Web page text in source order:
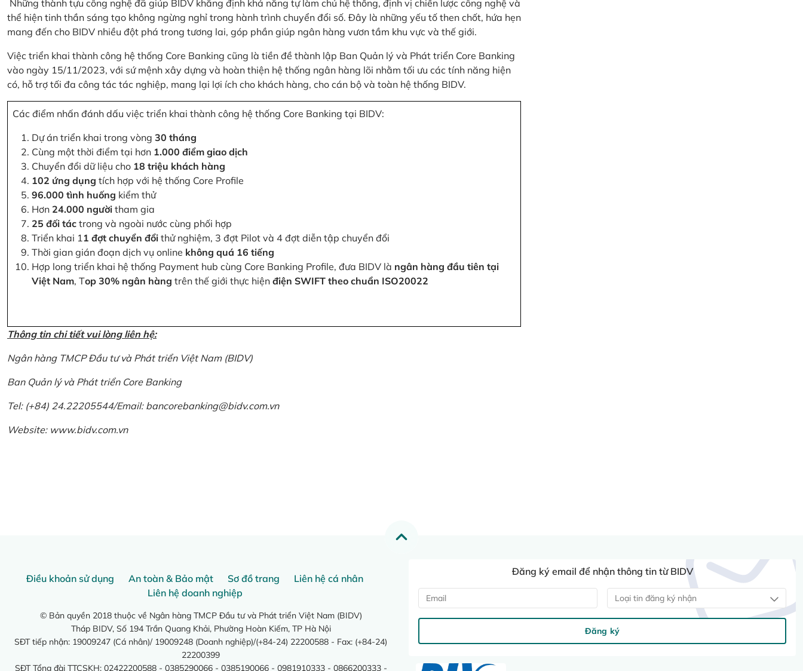
Những thành tựu công nghệ đã giúp BIDV khẳng định khả năng tự làm chủ hệ thống, định vị chiến lược công nghệ và
thể hiện tinh thần sáng tạo không ngừng nghỉ trong hành trình chuyển đổi số. Đây là những yếu tố then chốt, hứa hẹn
mang đến cho BIDV nhiều đột phá trong tương lai, góp phần giúp ngân hàng vươn tầm khu vực và thế giới.
Việc triển khai thành công hệ thống Core Banking cũng là tiền đề thành lập Ban Quản lý và Phát triển Core Banking
vào ngày 15/11/2023, với sứ mệnh xây dựng và hoàn thiện hệ thống ngân hàng lõi nhằm tối ưu các tính năng hiện
có, hỗ trợ tối đa công tác tác nghiệp, mang lại lợi ích cho khách hàng, cho cán bộ và toàn hệ thống BIDV.
Các điểm nhấn đánh dấu việc triển khai thành công hệ thống Core Banking tại BIDV:
Dự án triển khai trong vòng 30 tháng
Cùng một thời điểm tại hơn 1.000 điểm giao dịch
Chuyển đổi dữ liệu cho 18 triệu khách hàng
102 ứng dụng tích hợp với hệ thống Core Profile
96.000 tình huống kiểm thử
Hơn 24.000 người tham gia
25 đối tác trong và ngoài nước cùng phối hợp
Triển khai 11 đợt chuyển đổi thử nghiệm, 3 đợt Pilot và 4 đợt diễn tập chuyển đổi
Thời gian gián đoạn dịch vụ online không quá 16 tiếng
Hợp long triển khai hệ thống Payment hub cùng Core Banking Profile, đưa BIDV là ngân hàng đầu tiên tại
Việt Nam, Top 30% ngân hàng trên thế giới thực hiện điện SWIFT theo chuẩn ISO20022
Thông tin chi tiết vui lòng liên hệ:
Ngân hàng TMCP Đầu tư và Phát triển Việt Nam (BIDV)
Ban Quản lý và Phát triển Core Banking
Tel: (+84) 24.22205544/Email: bancorebanking@bidv.com.vn
Website: www.bidv.com.vn
Điều khoản sử dụng An toàn & Bảo mật Sơ đồ trang
Liên hệ cá nhân
Liên hệ doanh nghiệp
© Bản quyền 2018 thuộc về Ngân hàng TMCP Đầu tư và Phát triển Việt Nam (BIDV)
Tháp BIDV, Số 194 Trần Quang Khải, Phường Hoàn Kiếm, TP Hà Nội
SĐT tiếp nhận: 19009247 (Cá nhân)/ 19009248 (Doanh nghiệp)/(+84-24) 22200588 - Fax: (+84-24)
22200399
SĐT Tổng đài TTCSKH: 02422200588 - 0385290066 - 0385190066 - 0981910333 - 0866200333 -
Đăng ký email để nhận thông tin từ BIDV
Loại tin đăng ký nhận
Đăng ký